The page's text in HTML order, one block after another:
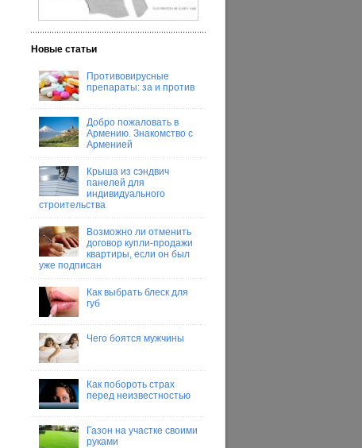
Новые статьи
Противовирусные
препараты: за и против
Добро пожаловать в
Армению. Знакомство с
Арменией
Крыша из сэндвич
панелей для
индивидуального
строительства
Возможно ли отменить
договор купли-продажи
квартиры, если он был
уже подписан
Как выбрать блеск для
губ
Чего боятся мужчины
Как побороть страх
перед неизвестностью
Газон на участке своими
руками